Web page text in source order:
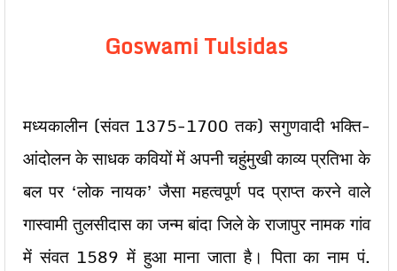
Goswami Tulsidas
मध्यकालीन (संवत 1375-1700 तक) सगुणवादी भक्ति-
आंदोलन के साधक कवियों में अपनी चहुंमुखी काव्य प्रतिभा के
बल पर ‘लोक नायक’ जैसा महत्वपूर्ण पद प्राप्त करने वाले
गास्वामी तुलसीदास का जन्म बांदा जिले के राजापुर नामक गांव
में संवत 1589 में हुआ माना जाता है। पिता का नाम पं.